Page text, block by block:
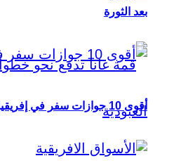
بعد الثورة
أقوى 10 جوازات سفر في إفريقيا لعام 2026